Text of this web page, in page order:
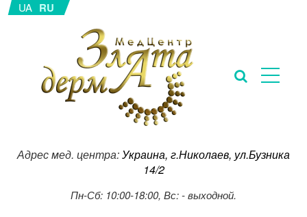
UA RU
Адрес мед. центра:Украина, г.Николаев, ул.Бузника
14/2
Пн-Сб: 10:00-18:00, Вс: - выходной.